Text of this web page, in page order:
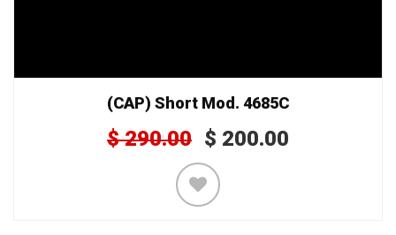
(CAP) Short Mod. 4685C
$290.00 $ 200.00